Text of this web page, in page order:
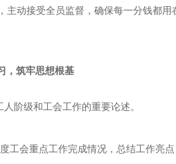
动接受全员监督，确保每一分钱都用
，筑牢思想根基
阶级和工会工作的重要论述。
会重点工作完成情况，总结工作亮